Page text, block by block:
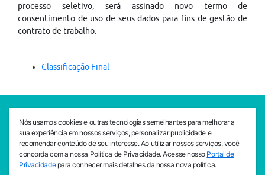
processo seletivo, será assinado novo termo de
consentimento de uso de seus dados para fins de gestão de
contrato de trabalho.
Classificação Final
SEDE CEJAM
Av. da Liberdade, 765, Liberdade, São Paulo, 01503-001
(11) 3469 - 1818
INSTITUTO CEJAM
Nós usamos cookies e outras tecnologias semelhantes para melhorar a
sua experiência em nossos serviços, personalizar publicidade e
recomendar conteúdo de seu interesse. Ao utilizar nossos serviços, você
concorda com a nossa Política de Privacidade. Acesse nosso Portal de
Privacidadepara conhecer mais detalhes da nossa nova política.